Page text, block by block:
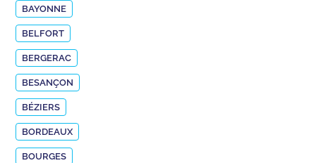
BAYONNE
BELFORT
BERGERAC
BESANÇON
BÉZIERS
BORDEAUX
BOURGES